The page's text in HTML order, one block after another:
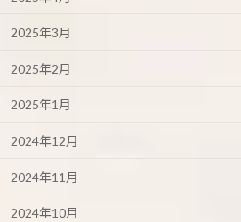
2025年3月
2025年2月
2025年1月
2024年12月
2024年11月
2024年10月